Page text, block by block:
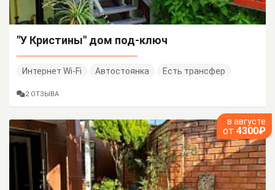
"У Кристины" дом под-ключ
Интернет Wi-Fi Автостоянка Есть трансфер
2 ОТЗЫВА
в августе
от 4300₽